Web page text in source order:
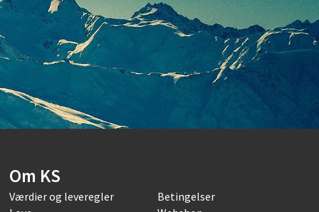
Om KS
Værdier og leveregler
Betingelser